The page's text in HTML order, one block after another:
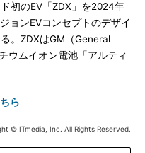
初のEV「ZDX」を2024年
ョンEVコンセプトのデザイ
。ZDXはGM（General
ウムイオン電池「アルティ
ら
© ITmedia, Inc. All Rights Reserved.